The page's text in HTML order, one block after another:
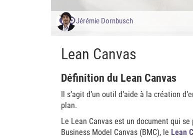
Jérémie Dornbusch
Lean Canvas
Définition du Lean Canvas
Il s’agit d’un outil d’aide à la création
plan.
Le Lean Canvas est un document qui
Business Model Canvas (BMC), le Lean